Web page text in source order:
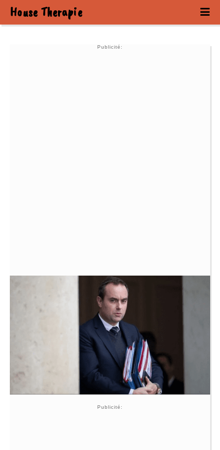
House Therapie
Publicité:
Publicité: